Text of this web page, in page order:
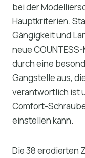
bei der
Hauptkriterien.
Gängigkeit und
neue
durch eine
Gangstelle aus,
verantwortlich ist
Comfort-
einstellen kann.
Die 38 erodierten